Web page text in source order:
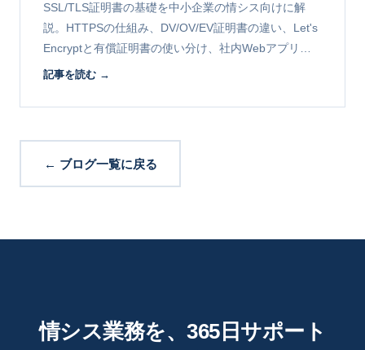
SSL/TLS証明書の基礎を中小企業の情シス向けに解
説。HTTPSの仕組み、DV/OV/EV証明書の違い、Let's
Encryptと有償証明書の使い分け、社内Webアプリや
ワイルドカード証明書の運用、よくある失効事故まで
記事を読む →
← ブログ一覧に戻る
情シス業務を、365日サポート